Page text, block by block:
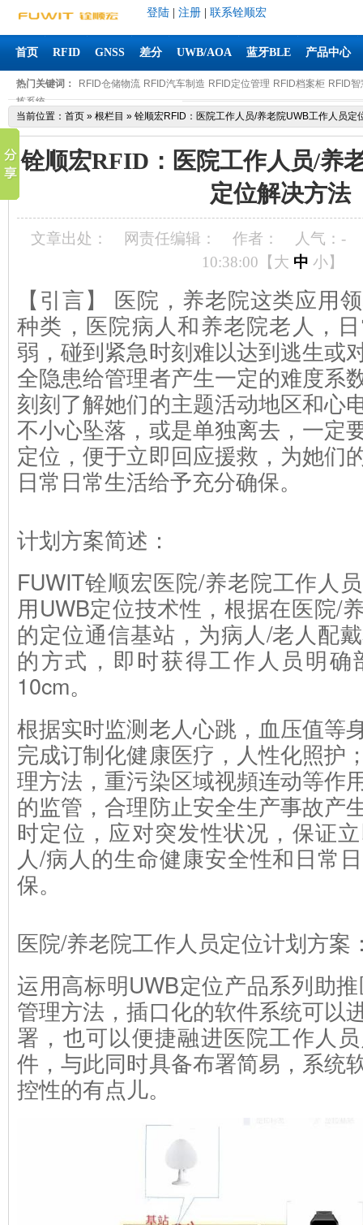
登陆 注册 联系铨顺宏
首页 RFID GNSS 差分 UWB/AOA 蓝牙BLE 产品中心
热门关键词： RFID仓储物流 RFID汽车制造 RFID定位管理 RFID档案柜 RFID
拣系统
当前位置： 首页 » 根栏目 » 铨顺宏RFID：医院工作人员/养老院UWB工作人员定
铨顺宏RFID：医院工作人员/养
定位解决方法
文章出处： 网责任编辑： 作者： 人气： -
10:38:00【大 中 小】
【引言】 医院，养老院这类应用
种类，医院病人和养老院老人，
弱，碰到紧急时刻难以达到逃生或
全隐患给管理者产生一定的难度系
刻刻了解她们的主题活动地区和心
不小心坠落，或是单独离去，一定
定位，便于立即回应援救，为她们
日常日常生活给予充分确保。
计划方案简述：
FUWIT铨顺宏医院/养老院工作人
用UWB定位技术性，根据在医院/
的定位通信基站，为病人/老人配
的方式，即时获得工作人员明
10cm。
根据实时监测老人心跳，血压值等
完成订制化健康医疗，人性化照护
理方法，重污染区域视頻连动等作
的监管，合理防止安全生产事故产
时定位，应对突发性状况，保证
人/病人的生命健康安全性和日常
保。
医院/养老院工作人员定位计划方案
运用高标明UWB定位产品系列助
管理方法，插口化的软件系统可以
署，也可以便捷融进医院工作人
件，与此同时具备布署简易，系统
控性的有点儿。